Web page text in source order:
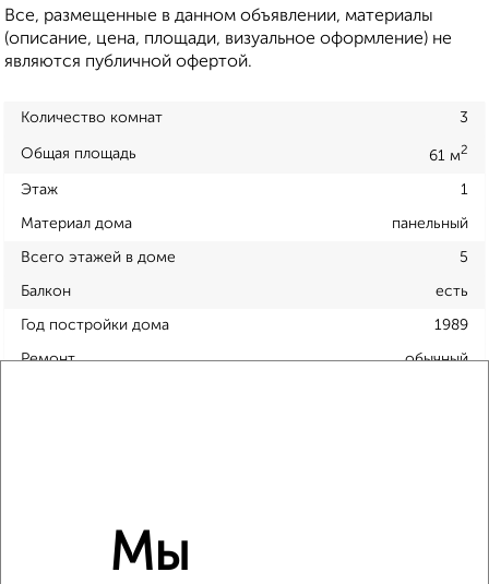
Все, размещенные в данном объявлении, материалы
(описание, цена, площади, визуальное оформление) не
являются публичной офертой.
Количество комнат 3
Общая площадь 61 м2
Этаж 1
Материал дома панельный
Всего этажей в доме 5
Балкон есть
Год постройки дома 1989
Ремонт обычный
Расположение, инфраструктура рядом
Мы